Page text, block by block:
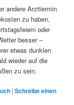
andere Arzttermin
zu haben,
oder
besser –
etwas dunklen
wieder auf die
zu sein.
|Schreibe einen